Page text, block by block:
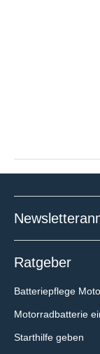
Ratgeber
Batteriepflege
Motorradbatterie
Starthilfe geben